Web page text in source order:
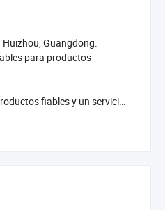
Guangdong.
para productos
fiables y un servicio